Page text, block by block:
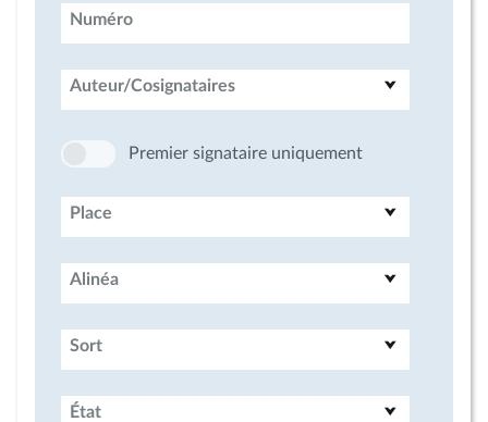
Numéro
Auteur/Cosignataires
Premier signataire uniquement
Place
Alinéa
Sort
État